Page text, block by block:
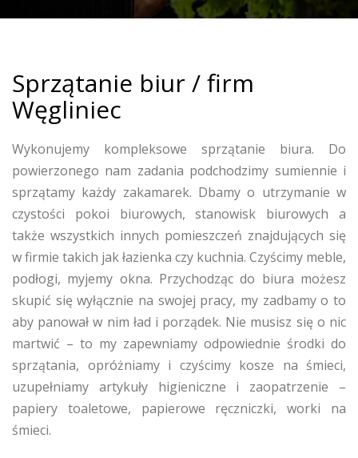
Sprzątanie biur / firm
Węgliniec
Wykonujemy kompleksowe sprzątanie biura. Do
powierzonego nam zadania podchodzimy sumiennie i
sprzątamy każdy zakamarek. Dbamy o utrzymanie w
czystości pokoi biurowych, stanowisk biurowych a
także wszystkich innych pomieszczeń znajdujących się
w firmie takich jak łazienka czy kuchnia. Czyścimy meble,
podłogi, myjemy okna. Przychodząc do biura możesz
skupić się wyłącznie na swojej pracy, my zadbamy o to
aby panował w nim ład i porządek. Nie musisz się o nic
martwić – to my zapewniamy odpowiednie środki do
sprzątania, opróżniamy i czyścimy kosze na śmieci,
uzupełniamy artykuły higieniczne i zaopatrzenie –
papiery toaletowe, papierowe ręczniczki, worki na
śmieci.